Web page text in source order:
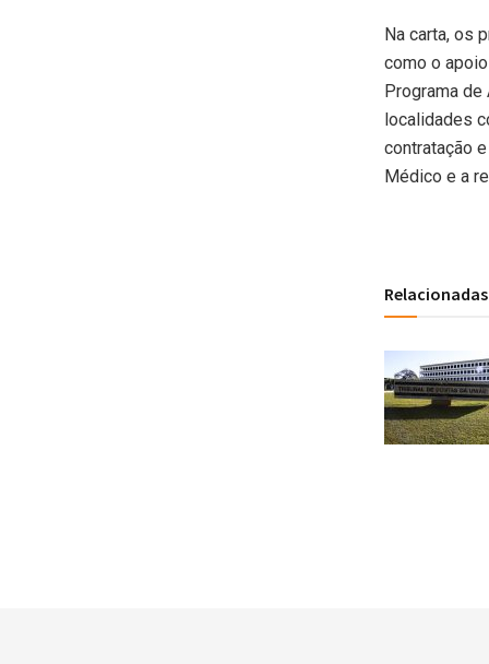
Na carta, os
como o
Programa de
localidades
contratação
Médico e a
Relacionadas